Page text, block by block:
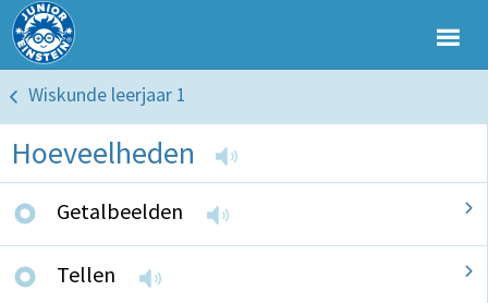
Wiskunde leerjaar 1
Hoeveelheden
Getalbeelden
Tellen